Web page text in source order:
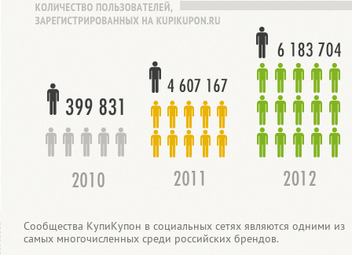
Сообщества КупиКупон в социальных сетях являются одними из
самых многочисленных среди российских брендов.